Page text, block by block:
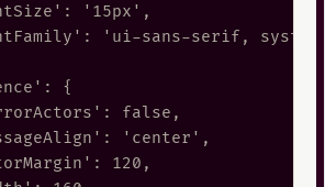
'15px',
'ui-sans-serif,
{
false,
'center',
120,